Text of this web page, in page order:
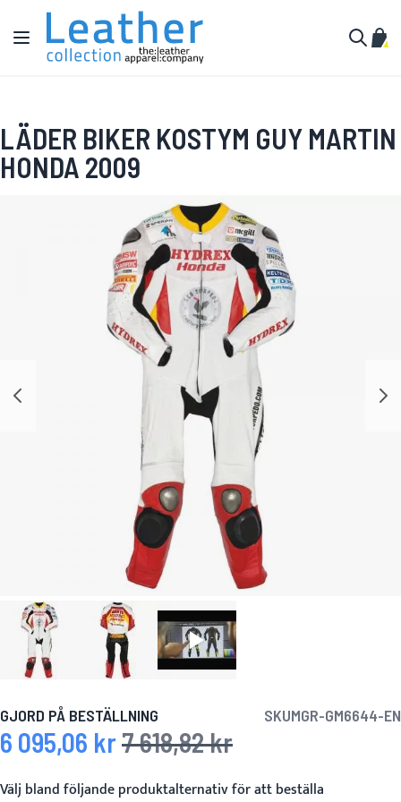
Hoppa till innehållet
Växla Nav
Min
LÄDER BIKER KOSTYM GUY MARTIN
HONDA 2009
GJORD PÅ BESTÄLLNING SKUMGR-GM6644-EN
Specialpris
6 095,06 kr Ordinarie pris
7 618,82 kr
Välj bland följande produktalternativ för att beställa